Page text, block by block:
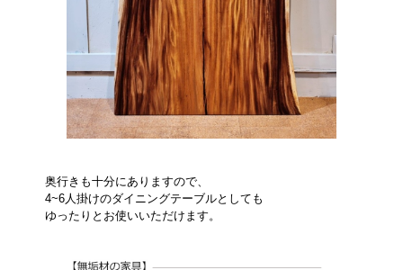
奥行きも十分にありますので、
4~6人掛けのダイニングテーブルとしても
ゆったりとお使いいただけます。